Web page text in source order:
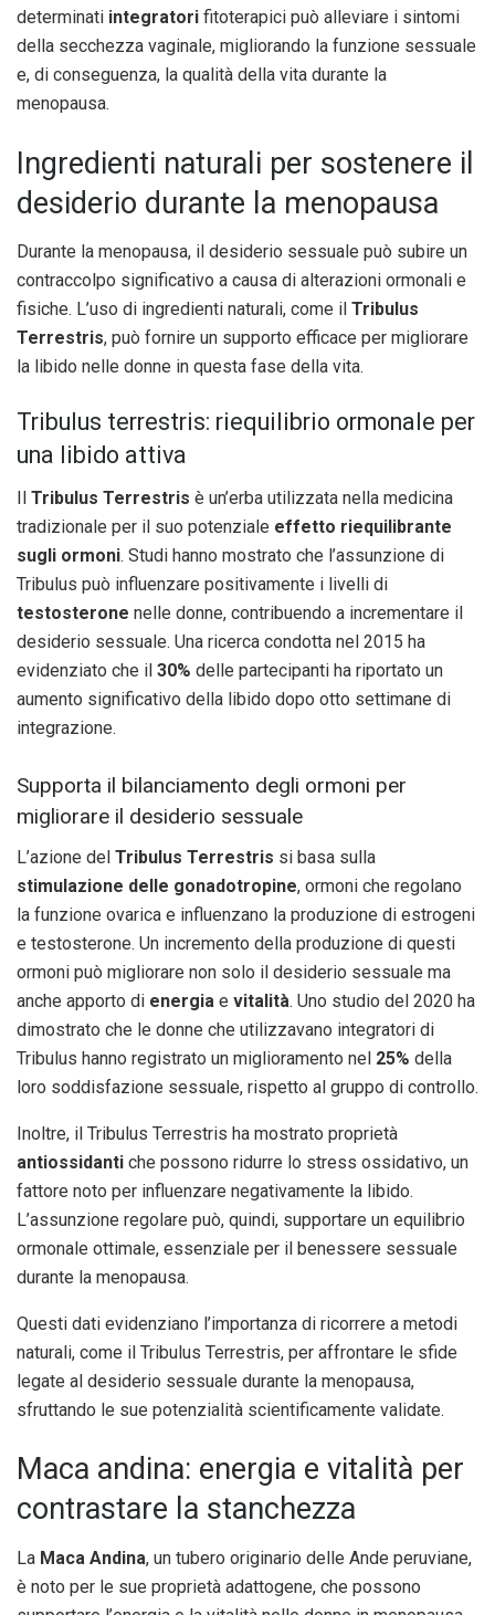
determinati integratori fitoterapici può alleviare i sintomi
della secchezza vaginale, migliorando la funzione sessuale
e, di conseguenza, la qualità della vita durante la
menopausa.
Ingredienti naturali per sostenere il
desiderio durante la menopausa
Durante la menopausa, il desiderio sessuale può subire un
contraccolpo significativo a causa di alterazioni ormonali e
fisiche. L’uso di ingredienti naturali, come il Tribulus
Terrestris, può fornire un supporto efficace per migliorare
la libido nelle donne in questa fase della vita.
Tribulus terrestris: riequilibrio ormonale per
una libido attiva
Il Tribulus Terrestris è un’erba utilizzata nella medicina
tradizionale per il suo potenziale effetto riequilibrante
sugli ormoni. Studi hanno mostrato che l’assunzione di
Tribulus può influenzare positivamente i livelli di
testosterone nelle donne, contribuendo a incrementare il
desiderio sessuale. Una ricerca condotta nel 2015 ha
evidenziato che il 30% delle partecipanti ha riportato un
aumento significativo della libido dopo otto settimane di
integrazione.
Supporta il bilanciamento degli ormoni per
migliorare il desiderio sessuale
L’azione del Tribulus Terrestris si basa sulla
stimulazione delle gonadotropine, ormoni che regolano
la funzione ovarica e influenzano la produzione di estrogeni
e testosterone. Un incremento della produzione di questi
ormoni può migliorare non solo il desiderio sessuale ma
anche apporto di energia e vitalità. Uno studio del 2020 ha
dimostrato che le donne che utilizzavano integratori di
Tribulus hanno registrato un miglioramento nel 25% della
loro soddisfazione sessuale, rispetto al gruppo di controllo.
Inoltre, il Tribulus Terrestris ha mostrato proprietà
antiossidanti che possono ridurre lo stress ossidativo, un
fattore noto per influenzare negativamente la libido.
L’assunzione regolare può, quindi, supportare un equilibrio
ormonale ottimale, essenziale per il benessere sessuale
durante la menopausa.
Questi dati evidenziano l’importanza di ricorrere a metodi
naturali, come il Tribulus Terrestris, per affrontare le sfide
legate al desiderio sessuale durante la menopausa,
sfruttando le sue potenzialità scientificamente validate.
Maca andina: energia e vitalità per
contrastare la stanchezza
La Maca Andina, un tubero originario delle Ande peruviane,
è noto per le sue proprietà adattogene, che possono